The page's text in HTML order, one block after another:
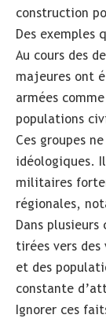
construction
Des exemples
Au cours des
majeures ont
armées
populations
Ces groupes
idéologiques.
militaires
régionales,
Dans
tirées vers
et des
constante
Ignorer ces